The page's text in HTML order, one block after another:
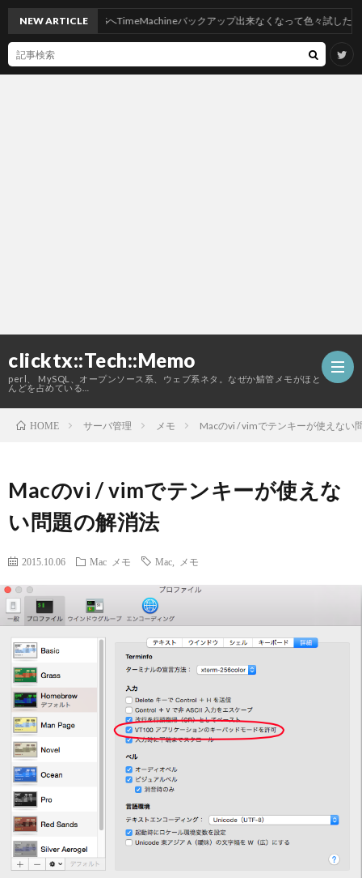
clicktx::Tech::Memo
perl、 MySQL、オープンソース系、ウェブ系ネタ。なぜか鯖管メモがほと
んどを占めている…
ー
こ
ブ
ロ
NEW ARTICLE
にしたらNASへTimeMachineバックアップ出来なくなって色々試したけど神記事
HOME サーバ管理 メモ Macのvi / vimでテンキーが使えない
Macのvi / vimでテンキーが使えな
い問題の解消法
2015.10.06 Mac メモ Mac メモ